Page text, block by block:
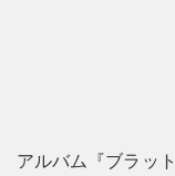
アルバム『ブラッ